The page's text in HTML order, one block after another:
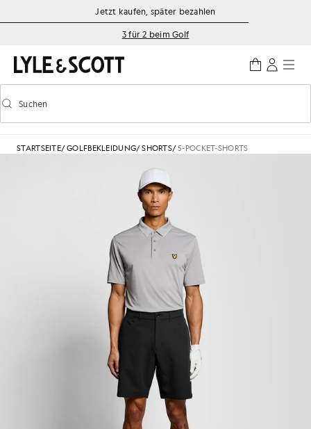
Zum Hauptinhalt springen
Informationen zur Barrierefreiheit
Jetzt kaufen, später bezahlen
3 für 2 beim Golf
Vorausschauende Suche ein-/ausschalten
Suchen
STARTSEITE/GOLFBEKLEIDUNG/SHORTS/5-POCKET-SHORTS